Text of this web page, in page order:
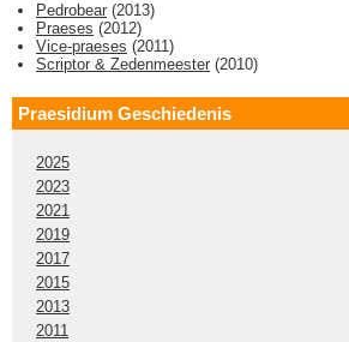
Pedrobear (2013)
Praeses (2012)
Vice-praeses (2011)
Scriptor & Zedenmeester (2010)
Praesidium Geschiedenis
2025
2023
2021
2019
2017
2015
2013
2011